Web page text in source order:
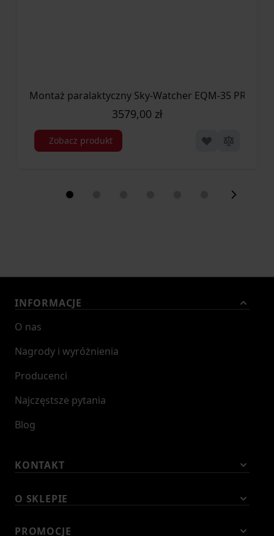
Montaż paralaktyczny Sky-Watcher EQM-35 PRO +
3579,00 zł
Zobacz produkt
INFORMACJE
O nas
Nagrody i wyróżnienia
Producenci
Najczęstsze pytania
Blog
KONTAKT
O SKLEPIE
PROMOCJE